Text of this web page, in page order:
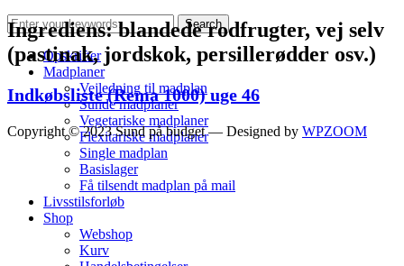
Opskrifter
Madplaner
Vejledning til madplan
Sunde madplaner
Vegetariske madplaner
Flexitariske madplaner
Single madplan
Basislager
Få tilsendt madplan på mail
Livsstilsforløb
Shop
Webshop
Kurv
Ingrediens:blandede rodfrugter, vej selv
(pastinak, jordskok, persillerødder osv.)
Indkøbsliste (Rema 1000) uge 46
Copyright © 2023 Sund på budget — Designed by WPZOOM